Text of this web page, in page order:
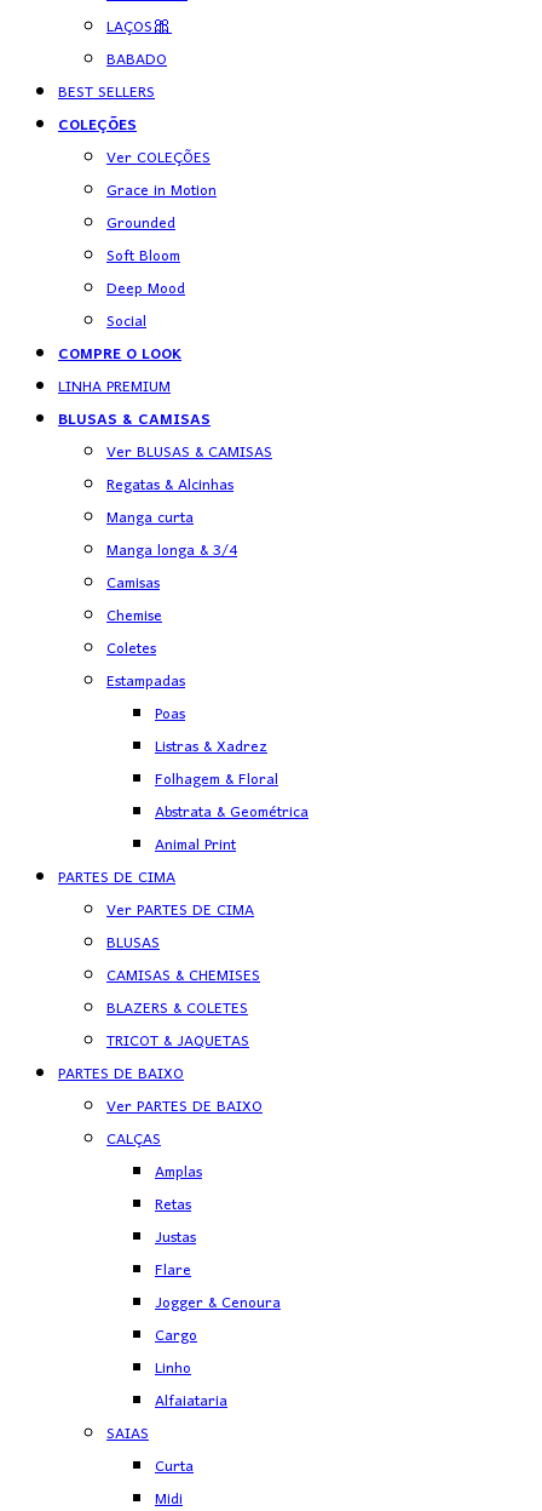
LAÇOS🎀
BABADO
BEST SELLERS
COLEÇÕES
Ver COLEÇÕES
Grace in Motion
Grounded
Soft Bloom
Deep Mood
Social
COMPRE O LOOK
LINHA PREMIUM
BLUSAS & CAMISAS
Ver BLUSAS & CAMISAS
Regatas & Alcinhas
Manga curta
Manga longa & 3/4
Camisas
Chemise
Coletes
Estampadas
Poas
Listras & Xadrez
Folhagem & Floral
Abstrata & Geométrica
Animal Print
PARTES DE CIMA
Ver PARTES DE CIMA
BLUSAS
CAMISAS & CHEMISES
BLAZERS & COLETES
TRICOT & JAQUETAS
PARTES DE BAIXO
Ver PARTES DE BAIXO
CALÇAS
Amplas
Retas
Justas
Flare
Jogger & Cenoura
Cargo
Linho
Alfaiataria
SAIAS
Curta
Midi